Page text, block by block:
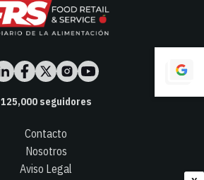
125,000seguidores
Contacto
Nosotros
Aviso Legal